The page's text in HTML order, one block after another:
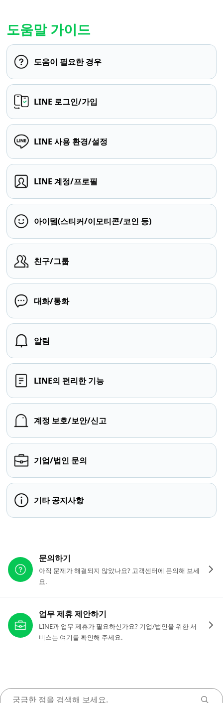
도움말 가이드
도움이 필요한 경우
LINE 로그인/가입
LINE 사용 환경/설정
LINE 계정/프로필
아이템(스티커/이모티콘/코인 등)
친구/그룹
대화/통화
알림
LINE의 편리한 기능
계정 보호/보안/신고
기업/법인 문의
기타 공지사항
문의하기
아직 문제가 해결되지 않았나요? 고객센터에 문의해 보세
요.
업무 제휴 제안하기
LINE과 업무 제휴가 필요하신가요? 기업/법인을 위한 서
비스는 여기를 확인해 주세요.